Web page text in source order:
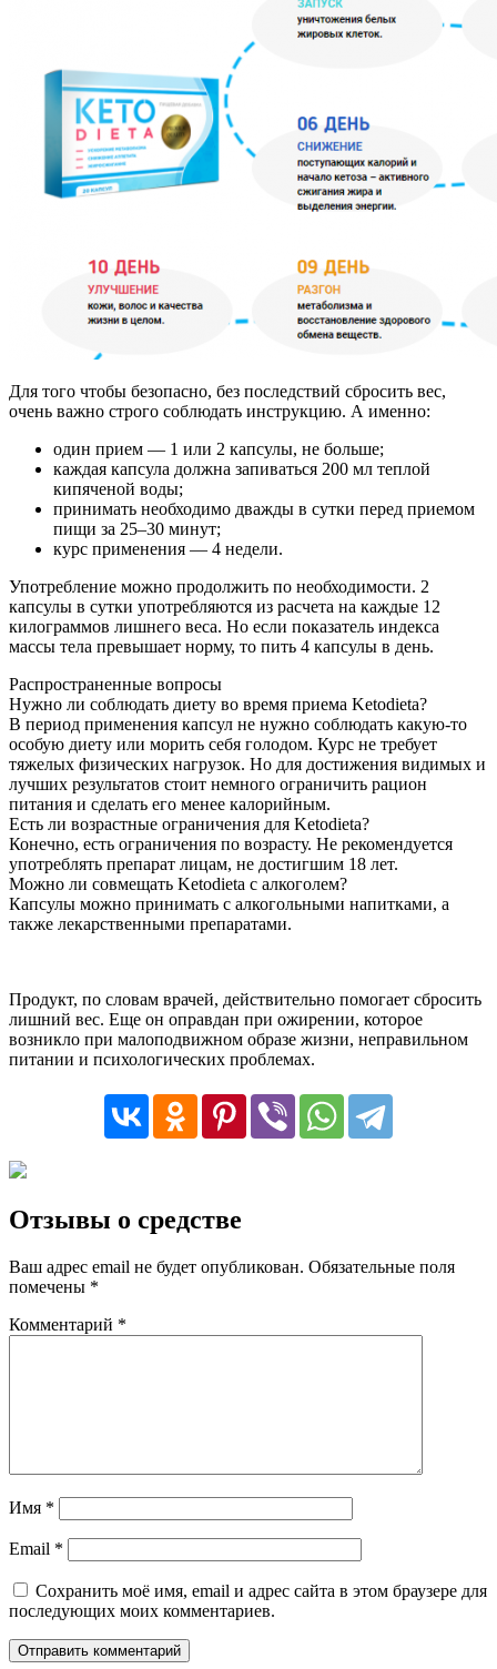
Для того чтобы безопасно, без последствий сбросить вес,
очень важно строго соблюдать инструкцию. А именно:
один прием — 1 или 2 капсулы, не больше;
каждая капсула должна запиваться 200 мл теплой
кипяченой воды;
принимать необходимо дважды в сутки перед приемом
пищи за 25–30 минут;
курс применения — 4 недели.
Употребление можно продолжить по необходимости. 2
капсулы в сутки употребляются из расчета на каждые 12
килограммов лишнего веса. Но если показатель индекса
массы тела превышает норму, то пить 4 капсулы в день.
Распространенные вопросы
Нужно ли соблюдать диету во время приема Ketodieta?
В период применения капсул не нужно соблюдать какую-то
особую диету или морить себя голодом. Курс не требует
тяжелых физических нагрузок. Но для достижения видимых и
лучших результатов стоит немного ограничить рацион
питания и сделать его менее калорийным.
Есть ли возрастные ограничения для Ketodieta?
Конечно, есть ограничения по возрасту. Не рекомендуется
употреблять препарат лицам, не достигшим 18 лет.
Можно ли совмещать Ketodieta с алкоголем?
Капсулы можно принимать с алкогольными напитками, а
также лекарственными препаратами.
Продукт, по словам врачей, действительно помогает сбросить
лишний вес. Еще он оправдан при ожирении, которое
возникло при малоподвижном образе жизни, неправильном
питании и психологических проблемах.
Отзывы о средстве
Ваш адрес email не будет опубликован. Обязательные поля
помечены *
Комментарий *
Имя *
Email *
Сохранить моё имя, email и адрес сайта в этом браузере для
последующих моих комментариев.